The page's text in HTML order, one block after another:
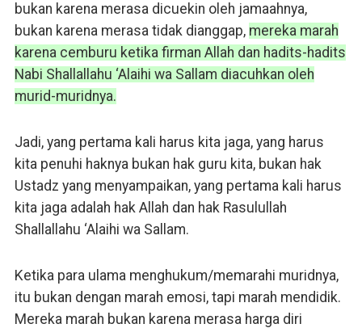
bukan karena merasa dicuekin oleh jamaahnya,
bukan karena merasa tidak dianggap, mereka marah
karena cemburu ketika firman Allah dan hadits-hadits
Nabi Shallallahu ‘Alaihi wa Sallam diacuhkan oleh
murid-muridnya.
Jadi, yang pertama kali harus kita jaga, yang harus
kita penuhi haknya bukan hak guru kita, bukan hak
Ustadz yang menyampaikan, yang pertama kali harus
kita jaga adalah hak Allah dan hak Rasulullah
Shallallahu ‘Alaihi wa Sallam.
Ketika para ulama menghukum/memarahi muridnya,
itu bukan dengan marah emosi, tapi marah mendidik.
Mereka marah bukan karena merasa harga diri